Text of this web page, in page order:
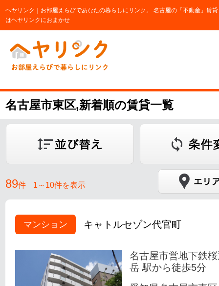
ヘヤリンク｜お部屋えらびであなたの暮らしにリンク。 名古屋の「不動産」賃
はヘヤリンクにおまかせ
名古屋市東区,新着順の賃貸一覧
89件 1～10件を表示
マンション キャトルセゾン代官町
名古屋市営地下鉄
岳 駅から徒歩5分